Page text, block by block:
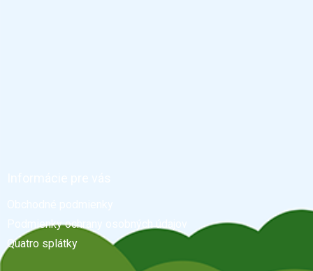
Podmienky ochrany osobných údajov
Quatro splátky